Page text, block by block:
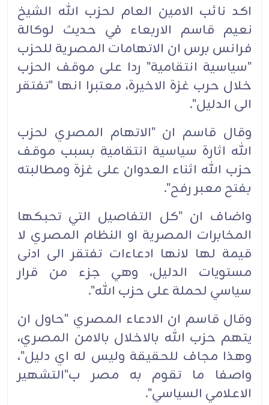
اكد نائب الامين العام لحزب الله الشيخ
نعيم قاسم الاربعاء في حديث لوكالة
فرانس برس ان الاتهامات المصرية للحزب
"سياسية انتقامية" ردا على موقف الحزب
خلال حرب غزة الاخيرة، معتبرا انها "تفتقر
الى الدليل".
وقال قاسم ان "الاتهام المصري لحزب
الله اثارة سياسية انتقامية بسبب موقف
حزب الله اثناء العدوان على غزة ومطالبته
بفتح معبر رفح".
واضاف ان "كل التفاصيل التي تحبكها
المخابرات المصرية او النظام المصري لا
قيمة لها لانها ادعاءات تفتقر الى ادنى
مستويات الدليل، وهي جزء من قرار
سياسي لحملة على حزب الله".
وقال قاسم ان الادعاء المصري "حاول ان
يتهم حزب الله بالاخلال بالامن المصري،
وهذا مجاف للحقيقة وليس له اي دليل"،
واصفا ما تقوم به مصر ب"التشهير
الاعلامي السياسي".